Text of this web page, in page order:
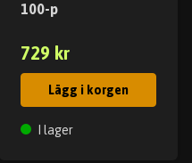
100-p
729 kr
Lägg i korgen
I lager